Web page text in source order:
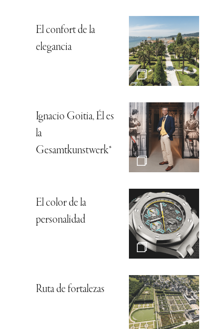
El confort de la
elegancia
Ignacio Goitia, Él es
la
Gesamtkunstwerk*
El color de la
personalidad
Ruta de fortalezas